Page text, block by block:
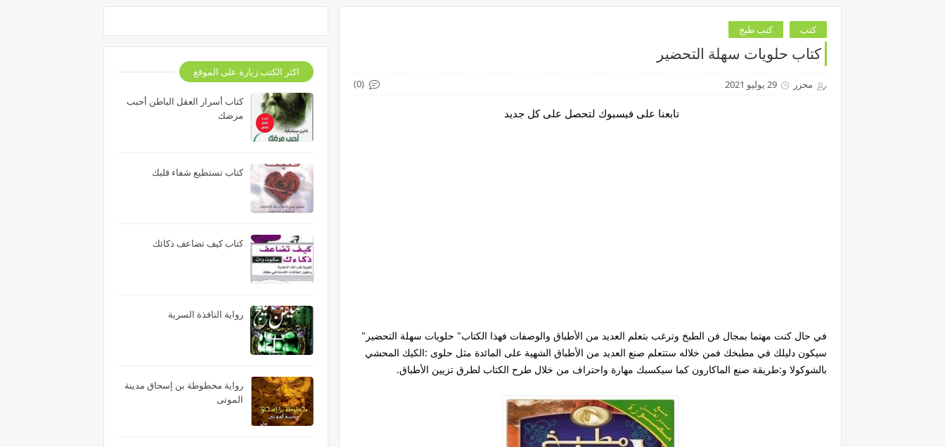
كتب كتب طبخ
كتاب حلويات سهلة التحضير
محرر 29 يوليو 2021 (0)
تابعنا على فيسبوك لتحصل على كل جديد
في حال كنت مهتما بمجال فن الطبخ وترغب بتعلم العديد من الأطباق والوصفات فهذا الكتاب" حلويات سهلة التحضير"
سيكون دليلك في مطبخك فمن خلاله ستتعلم صنع العديد من الأطباق الشهية على المائدة مثل حلوى :الكيك المحشي
بالشوكولا و:طريقة صنع الماكارون كما سيكسبك مهارة واحتراف من خلال طرح الكتاب لطرق تزيين الأطباق.
اكثر الكتب زيارة على الموقع
كتاب أسرار العقل الباطن أحبب
مرضك
كتاب تستطيع شفاء قلبك
كتاب كيف تضاعف ذكائك
رواية النافذة السرية
رواية مخطوطة بن إسحاق مدينة
الموتى